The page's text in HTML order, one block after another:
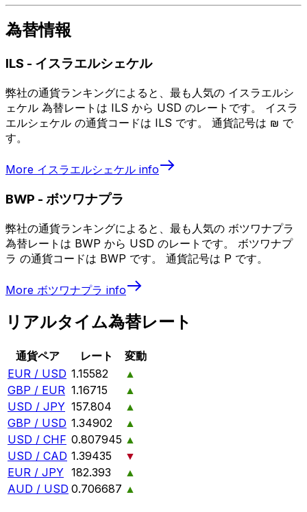
為替情報
ILS - イスラエルシェケル
弊社の通貨ランキングによると、最も人気の イスラエルシ
ェケル 為替レートは ILS から USD のレートです。 イスラ
エルシェケル の通貨コードは ILS です。 通貨記号は ₪ で
す。
More イスラエルシェケル info
BWP - ボツワナプラ
弊社の通貨ランキングによると、最も人気の ボツワナプラ
為替レートは BWP から USD のレートです。 ボツワナプ
ラ の通貨コードは BWP です。 通貨記号は P です。
More ボツワナプラ info
リアルタイム為替レート
通貨ペア レート
変動
EUR / USD 1.15582
▲
GBP / EUR 1.16715
▲
USD / JPY 157.804
▲
GBP / USD 1.34902
▲
USD / CHF 0.807945 ▲
USD / CAD 1.39435
▼
EUR / JPY 182.393
▲
AUD / USD 0.706687 ▲